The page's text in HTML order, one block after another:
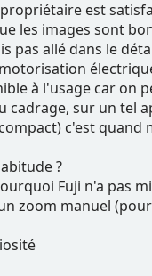
est
les images sont
pas allé dans le
à l'usage car on
cadrage, sur un tel
c'est quand
?
Fuji n'a pas
zoom manuel